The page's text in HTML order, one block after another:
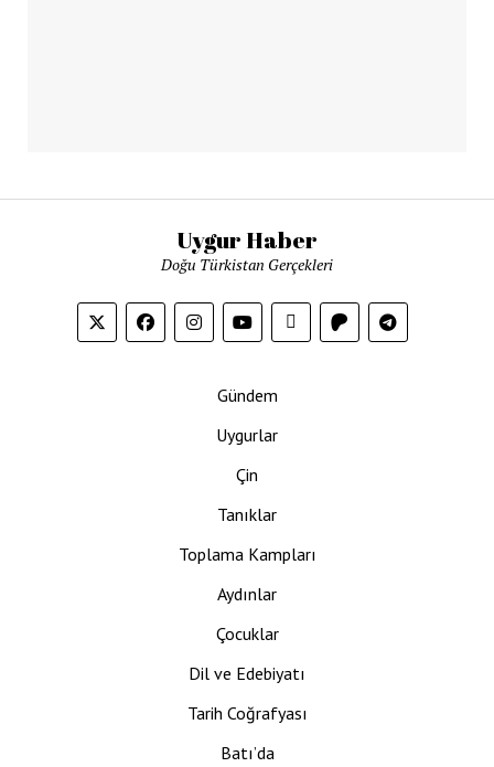
Uygur Haber
Doğu Türkistan Gerçekleri
Gündem
Uygurlar
Çin
Tanıklar
Toplama Kampları
Aydınlar
Çocuklar
Dil ve Edebiyatı
Tarih Coğrafyası
Batı’da